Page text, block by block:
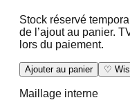
Stock réservé
de l’ajout au panier.
lors du paiement.
Ajouter au panier ♡
Maillage interne